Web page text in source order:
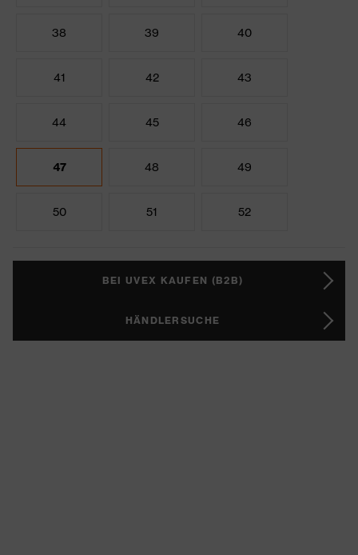
38 39 40
41 42 43
44 45 46
47 48 49
50 51 52
BEI UVEX KAUFEN (B2B)
HÄNDLERSUCHE